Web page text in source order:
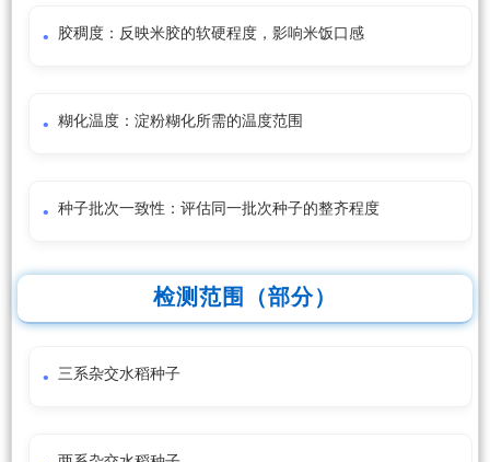
胶稠度：反映米胶的软硬程度，影响米饭口感
糊化温度：淀粉糊化所需的温度范围
种子批次一致性：评估同一批次种子的整齐程度
检测范围（部分）
三系杂交水稻种子